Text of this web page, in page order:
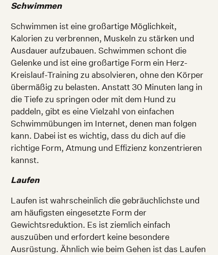
Schwimmen
Schwimmen ist eine großartige Möglichkeit,
Kalorien zu verbrennen, Muskeln zu stärken und
Ausdauer aufzubauen. Schwimmen schont die
Gelenke und ist eine großartige Form ein Herz-
Kreislauf-Training zu absolvieren, ohne den Körper
übermäßig zu belasten. Anstatt 30 Minuten lang in
die Tiefe zu springen oder mit dem Hund zu
paddeln, gibt es eine Vielzahl von einfachen
Schwimmübungen im Internet, denen man folgen
kann. Dabei ist es wichtig, dass du dich auf die
richtige Form, Atmung und Effizienz konzentrieren
kannst.
Laufen
Laufen ist wahrscheinlich die gebräuchlichste und
am häufigsten eingesetzte Form der
Gewichtsreduktion. Es ist ziemlich einfach
auszuüben und erfordert keine besondere
Ausrüstung. Ähnlich wie beim Gehen ist das Laufen